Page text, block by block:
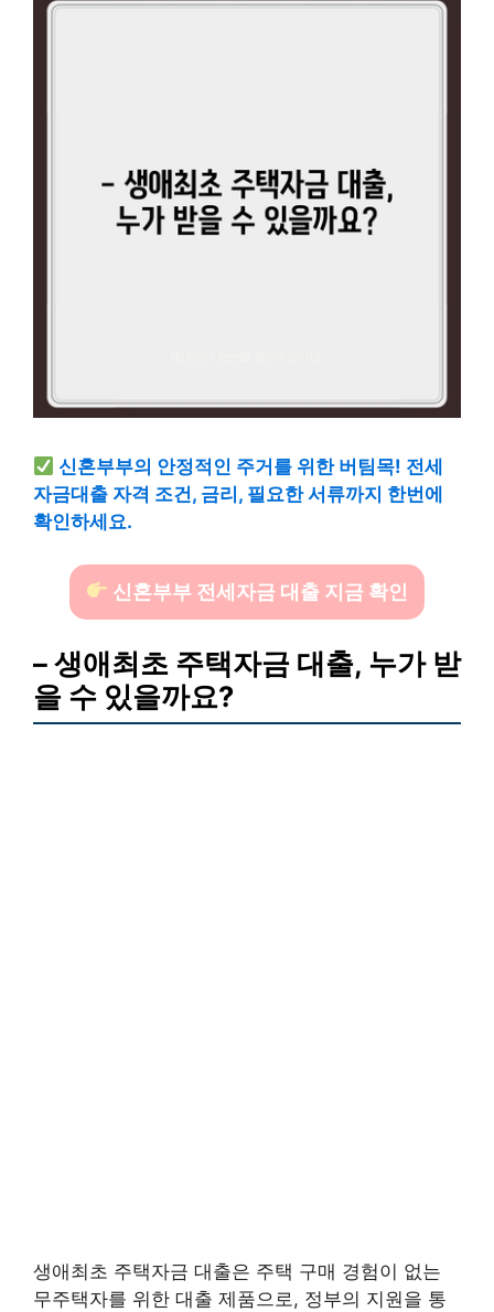
신혼부부의 안정적인 주거를 위한 버팀목! 전세
자금대출 자격 조건, 금리, 필요한 서류까지 한번에
확인하세요.
신혼부부 전세자금 대출 지금 확인
– 생애최초 주택자금 대출, 누가 받
을 수 있을까요?
생애최초 주택자금 대출은 주택 구매 경험이 없는
무주택자를 위한 대출 제품으로, 정부의 지원을 통